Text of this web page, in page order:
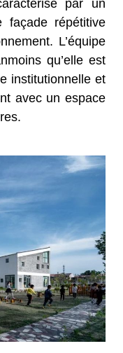
par un
façade répétitive
L’équipe
qu’elle est
institutionnelle et
avec un espace